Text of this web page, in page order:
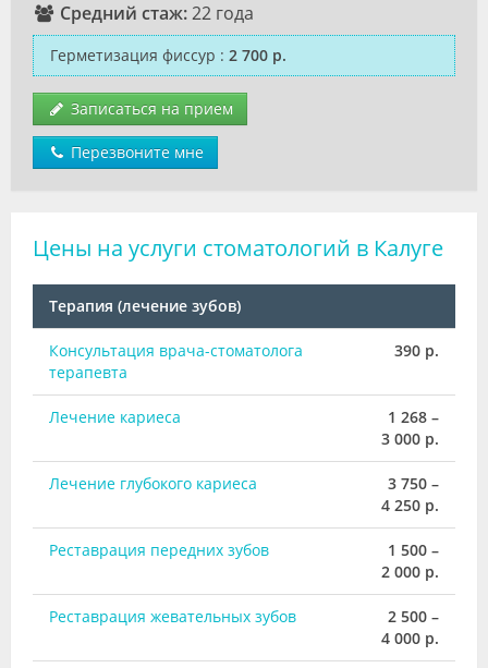
Средний стаж:22 года
Герметизация фиссур : 2 700 р.
Записаться на прием
Перезвоните мне
Цены на услуги стоматологий в Калуге
Терапия (лечение зубов)
Консультация врача-стоматолога
терапевта
390 р.
Лечение кариеса
1 268 –
3 000 р.
Лечение глубокого кариеса
3 750 –
4 250 р.
Реставрация передних зубов
1 500 –
2 000 р.
Реставрация жевательных зубов
2 500 –
4 000 р.